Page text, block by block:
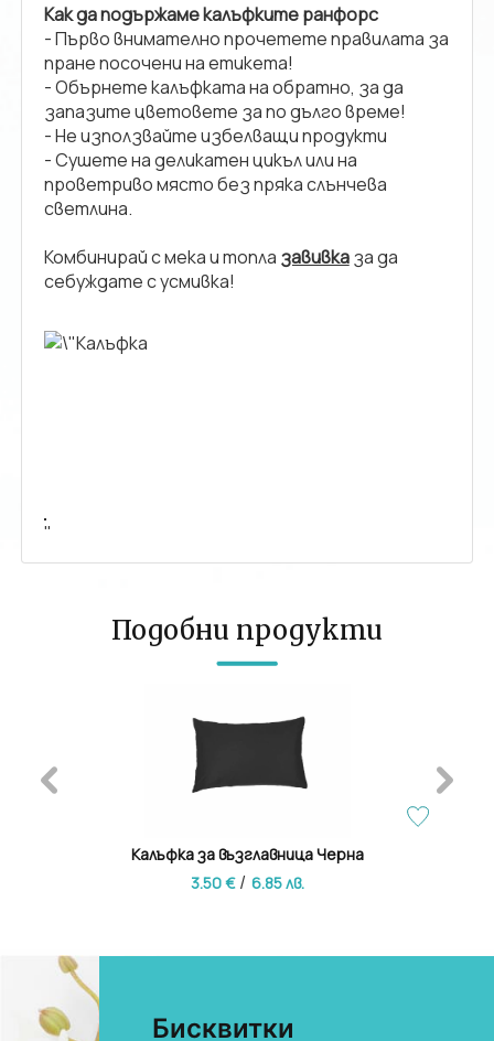
Бисквитки
Как да подържаме калъфките ранфорс
- Първо внимателно прочетете правилата за
пране посочени на етикета!
- Обърнете калъфката на обратно, за да
запазите цветовете за по дълго време!
- Не използвайте избелващи продукти
- Сушете на деликатен цикъл или на
проветриво място без пряка слънчева
светлина.
Комбинирай с мека и топла завивказа да
себуждате с усмивка!
"
Подобни продукти
Калъфка за възглавница Черна
3.50 € / 6.85 лв.